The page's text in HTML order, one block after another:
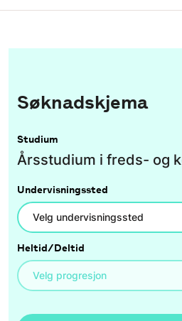
Søknadskjema
Studium
Årsstudium i freds- og
Undervisningssted
Heltid/Deltid